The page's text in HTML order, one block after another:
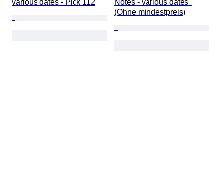
various dates - Pick 112
Notes - various dates
(Ohne mindestpreis)